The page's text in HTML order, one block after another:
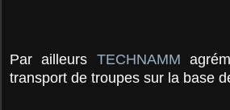
Par ailleurs TECHNAMM
transport de troupes sur la base